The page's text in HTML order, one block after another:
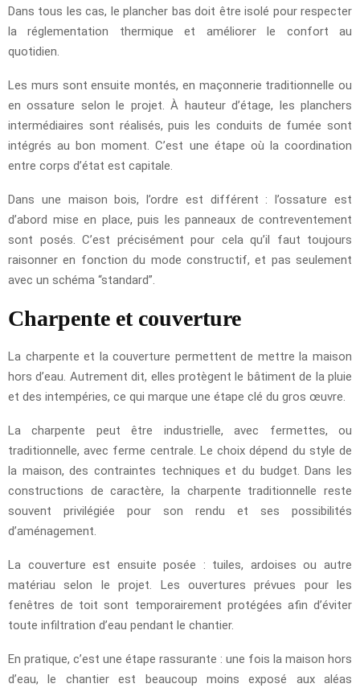
Dans tous les cas, le plancher bas doit être isolé pour respecter
la réglementation thermique et améliorer le confort au
quotidien.
Les murs sont ensuite montés, en maçonnerie traditionnelle ou
en ossature selon le projet. À hauteur d’étage, les planchers
intermédiaires sont réalisés, puis les conduits de fumée sont
intégrés au bon moment. C’est une étape où la coordination
entre corps d’état est capitale.
Dans une maison bois, l’ordre est différent : l’ossature est
d’abord mise en place, puis les panneaux de contreventement
sont posés. C’est précisément pour cela qu’il faut toujours
raisonner en fonction du mode constructif, et pas seulement
avec un schéma “standard”.
Charpente et couverture
La charpente et la couverture permettent de mettre la maison
hors d’eau. Autrement dit, elles protègent le bâtiment de la pluie
et des intempéries, ce qui marque une étape clé du gros œuvre.
La charpente peut être industrielle, avec fermettes, ou
traditionnelle, avec ferme centrale. Le choix dépend du style de
la maison, des contraintes techniques et du budget. Dans les
constructions de caractère, la charpente traditionnelle reste
souvent privilégiée pour son rendu et ses possibilités
d’aménagement.
La couverture est ensuite posée : tuiles, ardoises ou autre
matériau selon le projet. Les ouvertures prévues pour les
fenêtres de toit sont temporairement protégées afin d’éviter
toute infiltration d’eau pendant le chantier.
En pratique, c’est une étape rassurante : une fois la maison hors
d’eau, le chantier est beaucoup moins exposé aux aléas